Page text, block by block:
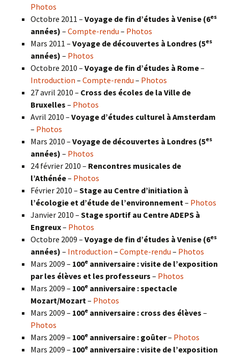
Photos
Octobre 2011 – Voyage de fin d’études à Venise (6es
années) – Compte-rendu – Photos
Mars 2011 – Voyage de découvertes à Londres (5es
années) – Photos
Octobre 2010 – Voyage de fin d’études à Rome–
Introduction – Compte-rendu – Photos
27 avril 2010 – Cross des écoles de la Ville de
Bruxelles – Photos
Avril 2010 – Voyage d’études culturel à Amsterdam
– Photos
Mars 2010 – Voyage de découvertes à Londres (5es
années) – Photos
24 février 2010 – Rencontres musicales de
l’Athénée– Photos
Février 2010 – Stage au Centre d’initiation à
l’écologie et d’étude de l’environnement – Photos
Janvier 2010 – Stage sportif au Centre ADEPS à
Engreux– Photos
Octobre 2009 – Voyage de fin d’études à Venise (6es
années) – Introduction – Compte-rendu – Photos
Mars 2009 – 100e anniversaire : visite de l’exposition
par les élèves et les professeurs – Photos
Mars 2009 – 100e anniversaire : spectacle
Mozart/Mozart – Photos
Mars 2009 – 100e anniversaire : cross des élèves –
Photos
Mars 2009 – 100e anniversaire : goûter– Photos
Mars 2009 – 100e anniversaire : visite de l’exposition